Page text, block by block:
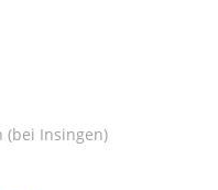
(bei Insingen)